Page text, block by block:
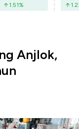
1.51%
Anjlok,